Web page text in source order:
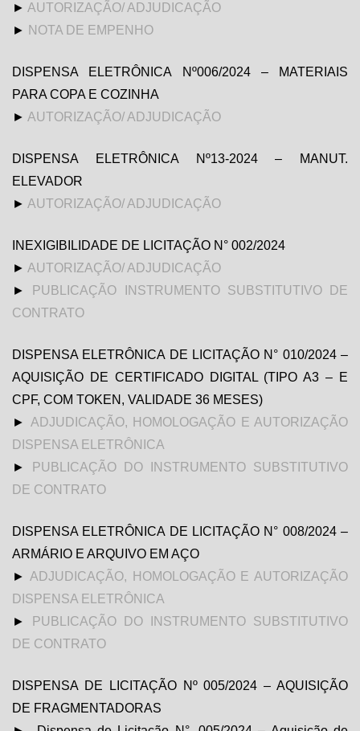
► AUTORIZAÇÃO/ ADJUDICAÇÃO
► NOTA DE EMPENHO
DISPENSA ELETRÔNICA Nº006/2024 – MATERIAIS
PARA COPA E COZINHA
► AUTORIZAÇÃO/ ADJUDICAÇÃO
DISPENSA ELETRÔNICA Nº13-2024 – MANUT.
ELEVADOR
► AUTORIZAÇÃO/ ADJUDICAÇÃO
INEXIGIBILIDADE DE LICITAÇÃO N° 002/2024
► AUTORIZAÇÃO/ ADJUDICAÇÃO
►
PUBLICAÇÃO INSTRUMENTO SUBSTITUTIVO DE
CONTRATO
DISPENSA ELETRÔNICA DE LICITAÇÃO N° 010/2024 –
AQUISIÇÃO DE CERTIFICADO DIGITAL (TIPO A3 – E
CPF, COM TOKEN, VALIDADE 36 MESES)
► ADJUDICAÇÃO, HOMOLOGAÇÃO E AUTORIZAÇÃO
DISPENSA ELETRÔNICA
►
PUBLICAÇÃO DO INSTRUMENTO SUBSTITUTIVO
DE CONTRATO
DISPENSA ELETRÔNICA DE LICITAÇÃO N° 008/2024 –
ARMÁRIO E ARQUIVO EM AÇO
► ADJUDICAÇÃO, HOMOLOGAÇÃO E AUTORIZAÇÃO
DISPENSA ELETRÔNICA
►
PUBLICAÇÃO DO INSTRUMENTO SUBSTITUTIVO
DE CONTRATO
DISPENSA DE LICITAÇÃO Nº 005/2024 – AQUISIÇÃO
DE FRAGMENTADORAS